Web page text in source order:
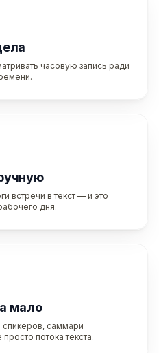
часовую запись ради
встречи в текст — и это
дня.
мало
спикеров, саммари
потока текста.